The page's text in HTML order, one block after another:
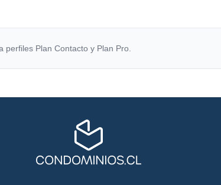
perfiles Plan Contacto y Plan Pro.